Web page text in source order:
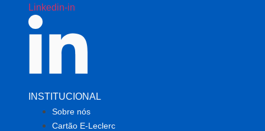
Linkedin-in
INSTITUCIONAL
Sobre nós
Cartão E-Leclerc